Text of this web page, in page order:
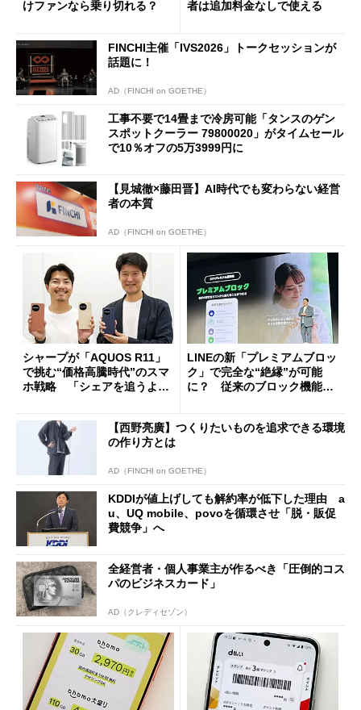
けファンなら乗り切れる？ 者は追加料金なしで使える
FINCHI主催「IVS2026」トークセッションが
話題に！
AD（FINCHI on GOETHE）
工事不要で14畳まで冷房可能「タンスのゲン
スポットクーラー 79800020」がタイムセール
で10％オフの5万3999円に
【見城徹×藤田晋】AI時代でも変わらない経営
者の本質
AD（FINCHI on GOETHE）
シャープが「AQUOS R11」
で挑む“価格高騰時代”のスマ
ホ戦略 「シェアを追うより
LINEの新「プレミアムブロッ
ク」で完全な“絶縁”が可能
に？ 従来のブロック機能と
【西野亮廣】つくりたいものを追求できる環境
の作り方とは
AD（FINCHI on GOETHE）
KDDIが値上げしても解約率が低下した理由 a
u、UQ mobile、povoを循環させ「脱・販促
費競争」へ
全経営者・個人事業主が作るべき「圧倒的コス
パのビジネスカード」
AD（クレディセゾン）